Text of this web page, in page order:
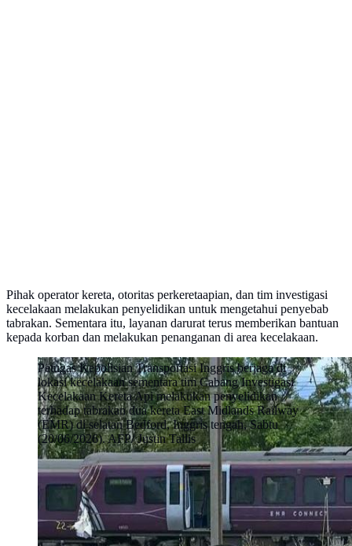
Pihak operator kereta, otoritas perkeretaapian, dan tim investigasi
kecelakaan melakukan penyelidikan untuk mengetahui penyebab
tabrakan. Sementara itu, layanan darurat terus memberikan bantuan
kepada korban dan melakukan penanganan di area kecelakaan.
Petugas Kepolisian Transportasi Inggris berjaga di
lokasi kecelakaan sementara tim Cabang Investigasi
Kecelakaan Kereta Api melakukan penyelidikan
terhadap tabrakan dua kereta East Midlands Railway
(EMR) di selatan Bedford, Inggris tengah, Sabtu
(20/06/2026). AFP/ Justin Tallis